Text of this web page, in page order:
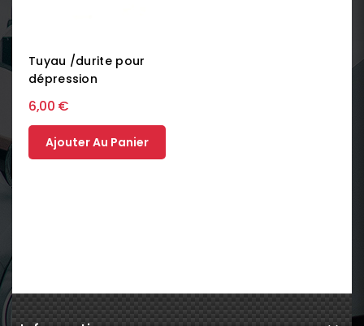
Tuyau /durite pour
dépression
6,00 €
Ajouter Au Panier